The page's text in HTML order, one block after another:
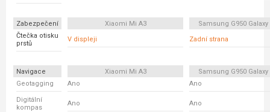
Zabezpečení Xiaomi Mi A3
Samsung G950 Galaxy
Čtečka otisku
prstů
V displeji Zadní strana
Navigace Xiaomi Mi A3
Samsung G950 Galaxy
Geotagging
Ano Ano
Digitální
kompas
Ano Ano